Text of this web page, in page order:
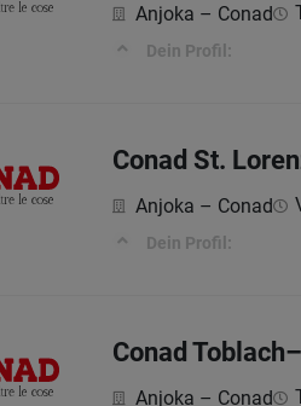
Anjoka – Conad
Dein Profil:
Conad St.
Anjoka – Conad
Dein Profil:
Conad
Anjoka – Conad